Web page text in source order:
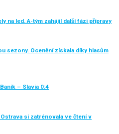
na led. A-tým zahájil další fázi přípravy
sezony. Ocenění získala díky hlasům
– Slavia 0:4
si zatrénovala ve čtení v